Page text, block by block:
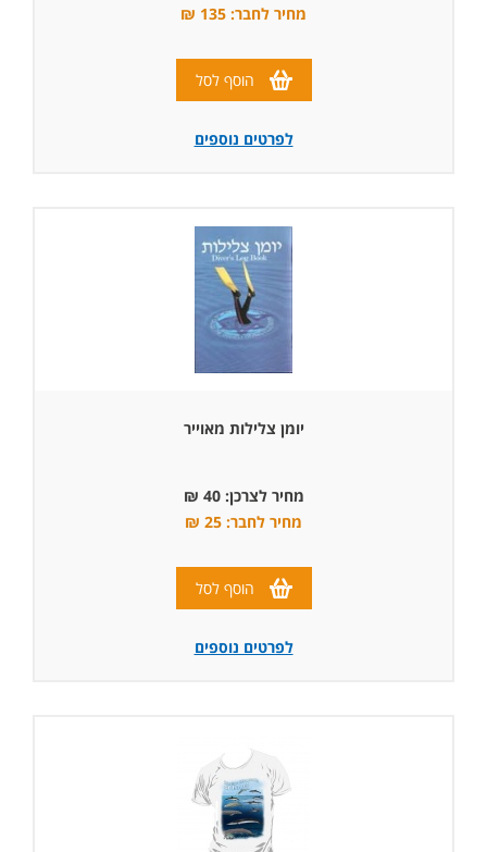
מחיר לחבר: 135 ₪
הוסף לסל
לפרטים נוספים
יומן צלילות מאוייר
מחיר לצרכן: 40 ₪
מחיר לחבר: 25 ₪
הוסף לסל
לפרטים נוספים